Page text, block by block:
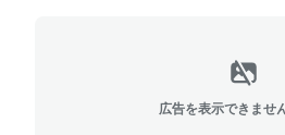
広告を表示できませ